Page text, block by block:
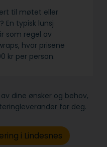
til møtet eller
En typisk lunsj
som regel av
hvor prisene
kr per person.
dine ønsker og behov,
for deg.
i Lindesnes